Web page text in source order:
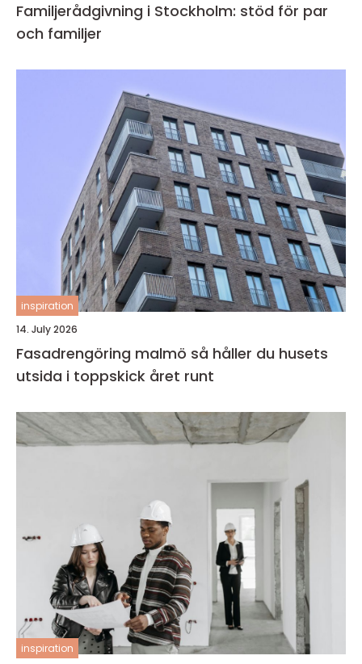
Familjerådgivning i Stockholm: stöd för par
och familjer
inspiration
14. July 2026
Fasadrengöring malmö så håller du husets
utsida i toppskick året runt
inspiration